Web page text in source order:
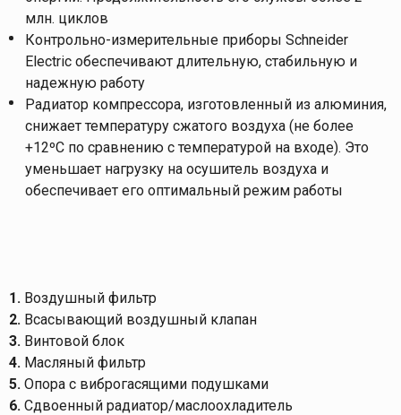
млн. циклов
Контрольно-измерительные приборы Schneider
Electric обеспечивают длительную, стабильную и
надежную работу
Радиатор компрессора, изготовленный из алюминия,
снижает температуру сжатого воздуха (не более
+12ºС по сравнению с температурой на входе). Это
уменьшает нагрузку на осушитель воздуха и
обеспечивает его оптимальный режим работы
1. Воздушный фильтр
2. Всасывающий воздушный клапан
3. Винтовой блок
4. Масляный фильтр
5. Опора с виброгасящими подушками
6. Сдвоенный радиатор/маслоохладитель